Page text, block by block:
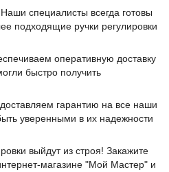
Наши специалисты всегда готовы
подходящие ручки регулировки
оперативную доставку
быстро получить
гарантию на все наши
уверенными в их надежности
выйдут из строя! Закажите
магазине "Мой Мастер" и